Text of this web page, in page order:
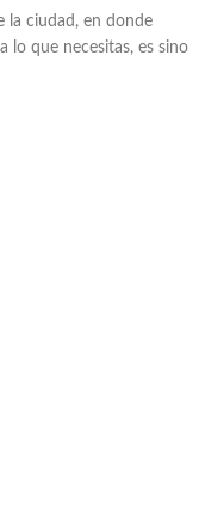
la ciudad, en donde
lo que necesitas, es sino